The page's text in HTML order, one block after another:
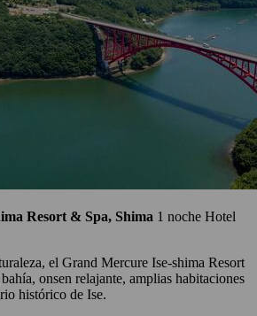
Resort & Spa, Shima 1 noche Hotel
el Grand Mercure Ise-shima Resort
onsen relajante, amplias habitaciones
histórico de Ise.